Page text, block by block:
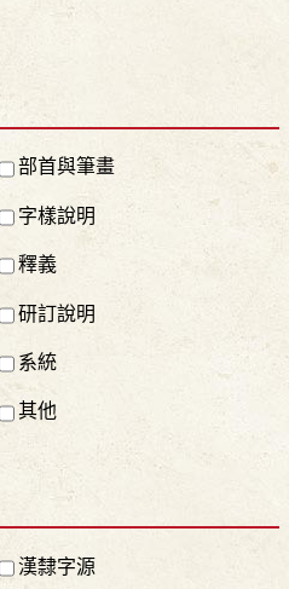
部首與筆畫
字樣說明
釋義
研訂說明
系統
其他
漢隸字源